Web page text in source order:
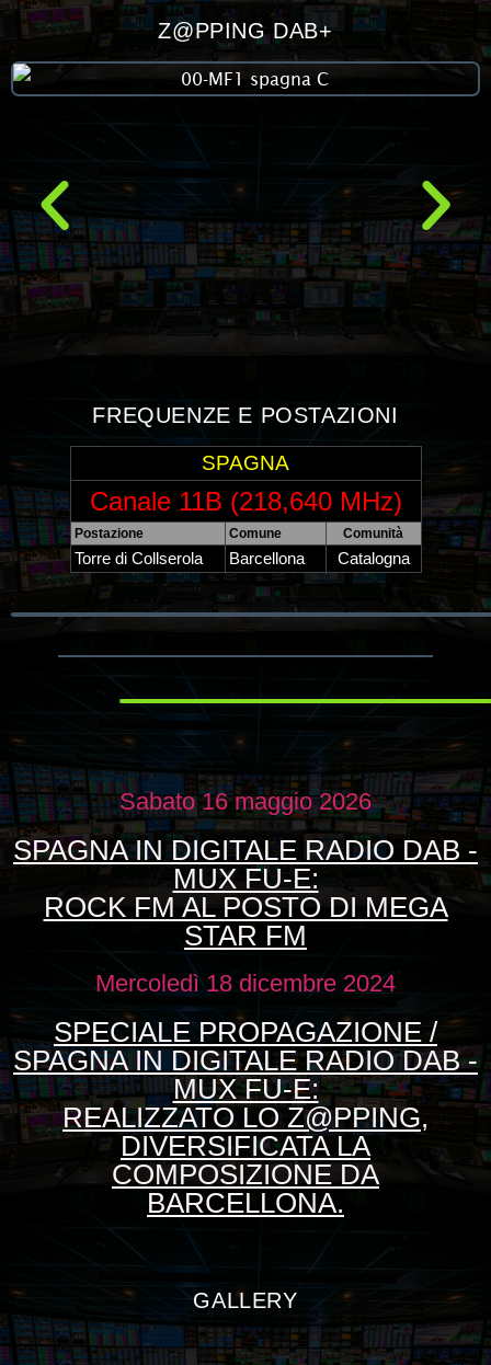
Z@PPING DAB+
FREQUENZE E POSTAZIONI
SPAGNA
Canale 11B (218,640 MHz)
Postazione Comune Comunità
Torre di Collserola Barcellona Catalogna
Sabato 16 maggio 2026
SPAGNA IN DIGITALE RADIO DAB -
MUX FU-E:
ROCK FM AL POSTO DI MEGA
STAR FM
Mercoledì 18 dicembre 2024
SPECIALE PROPAGAZIONE /
SPAGNA IN DIGITALE RADIO DAB -
MUX FU-E:
REALIZZATO LO Z@PPING,
DIVERSIFICATA LA
COMPOSIZIONE DA
BARCELLONA.
GALLERY